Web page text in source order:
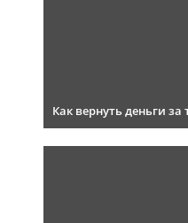
Как вернуть деньги